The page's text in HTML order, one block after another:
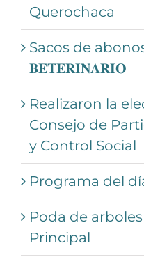
Querochaca
Sacos de
𝐁𝐄𝐓𝐄𝐑𝐈𝐍𝐀𝐑𝐈𝐎
Realizaron la
Consejo de
y Control Social
Programa del
Poda de
Principal